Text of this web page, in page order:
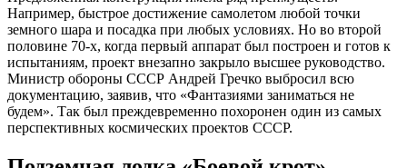
Например, быстрое достижение самолетом любой точки
земного шара и посадка при любых условиях. Но во второй
половине 70-х, когда первый аппарат был построен и готов к
испытаниям, проект внезапно закрыло высшее руководство.
Министр обороны СССР Андрей Гречко выбросил всю
документацию, заявив, что «Фантазиями заниматься не
будем». Так был преждевременно похоронен один из самых
перспективных космических проектов СССР.